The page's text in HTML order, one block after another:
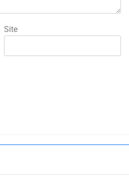
Site